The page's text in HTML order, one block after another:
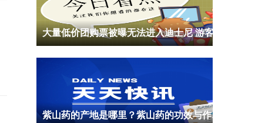
紫山药的产地是哪里？紫山药的功效与作用是什么？